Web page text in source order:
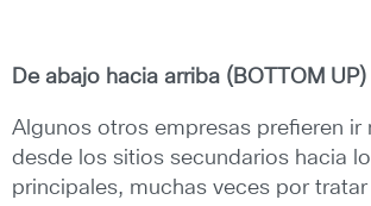
De abajo hacia arriba (BOTTOM UP)
Algunos otros empresas prefieren ir
desde los sitios secundarios hacia
principales, muchas veces por tratar